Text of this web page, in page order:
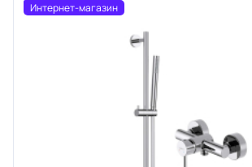
Интернет-магазин